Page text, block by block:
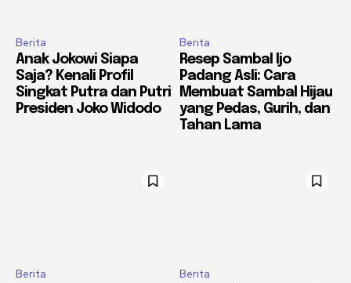
Berita
Anak Jokowi Siapa
Saja? Kenali Profil
Singkat Putra dan Putri
Presiden Joko Widodo
Berita
Resep Sambal Ijo
Padang Asli: Cara
Membuat Sambal Hijau
yang Pedas, Gurih, dan
Tahan Lama
Berita Berita